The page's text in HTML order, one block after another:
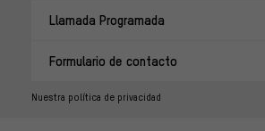
Llamada Programada
Formulario de contacto
Nuestra política de privacidad